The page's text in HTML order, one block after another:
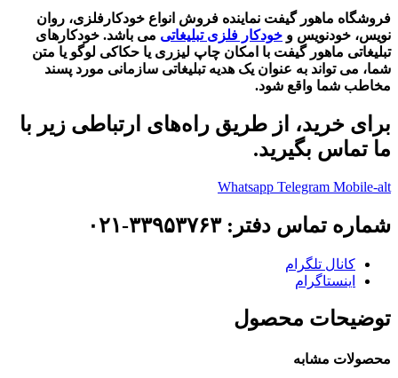
فروشگاه ماهور گیفت نماینده فروش انواع خودکارفلزی، روان
نویس، خودنویس و خودکار فلزی تبلیغاتی می باشد. خودکارهای
تبلیغاتی ماهور گیفت با امکان چاپ لیزری یا حکاکی لوگو یا متن
شما، می تواند به عنوان یک هدیه تبلیغاتی سازمانی مورد پسند
مخاطب شما واقع شود.
برای خرید، از طریق راه‌های ارتباطی زیر با
ما تماس بگیرید.
Whatsapp Telegram Mobile-alt
شماره تماس دفتر: ۳۳۹۵۳۷۶۳-۰۲۱
کانال تلگرام
اینستاگرام
توضیحات محصول
محصولات مشابه